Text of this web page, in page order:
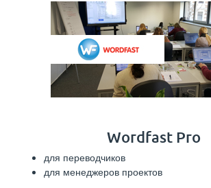
Wordfast Pro
для переводчиков
для менеджеров проектов